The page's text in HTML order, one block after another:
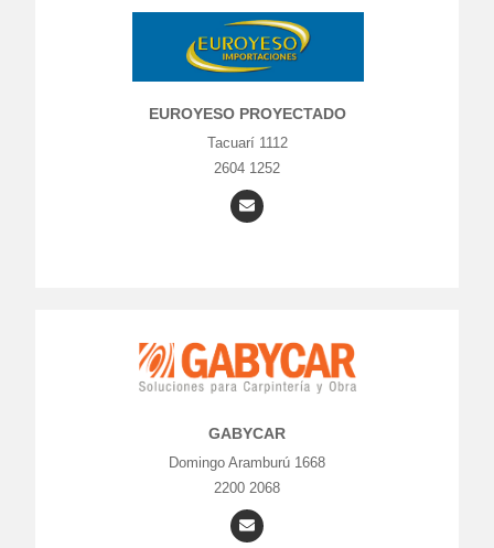
EUROYESO PROYECTADO
Tacuarí 1112
2604 1252
GABYCAR
Domingo Aramburú 1668
2200 2068